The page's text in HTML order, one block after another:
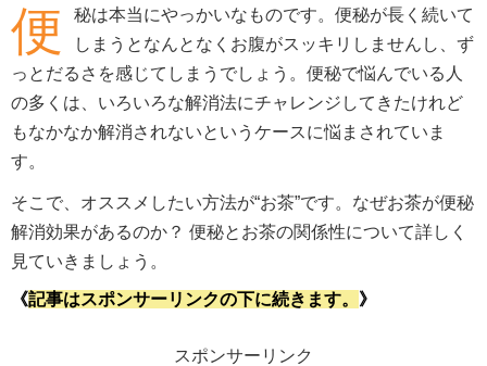
便
秘は本当にやっかいなものです。便秘が長く続いて
しまうとなんとなくお腹がスッキリしませんし、ず
っとだるさを感じてしまうでしょう。便秘で悩んでいる人
の多くは、いろいろな解消法にチャレンジしてきたけれど
もなかなか解消されないというケースに悩まされていま
す。
そこで、オススメしたい方法が“お茶”です。なぜお茶が便秘
解消効果があるのか？ 便秘とお茶の関係性について詳しく
見ていきましょう。
《記事はスポンサーリンクの下に続きます。 》
スポンサーリンク